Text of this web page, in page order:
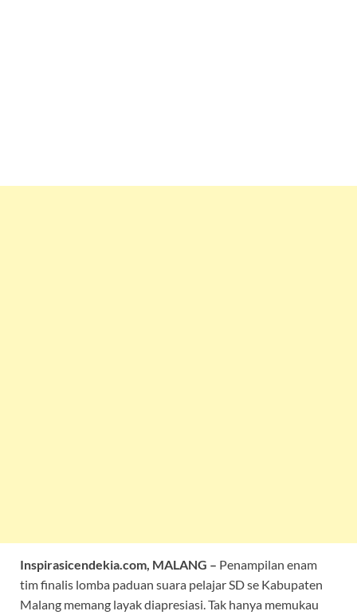
Inspirasicendekia.com, MALANG – Penampilan enam
tim finalis lomba paduan suara pelajar SD se Kabupaten
Malang memang layak diapresiasi. Tak hanya memukau